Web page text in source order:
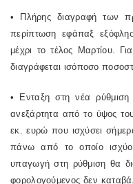
• Πλήρης διαγραφή των
περίπτωση εφάπαξ
μέχρι το τέλος Μαρτίου.
διαγράφεται ισόποσο
• Ενταξη στη νέα
ανεξάρτητα από το ύψος
εκ. ευρώ που ισχύσει
πάνω από το οποίο
υπαγωγή στη ρύθμιση θα
φορολογούμενος δεν